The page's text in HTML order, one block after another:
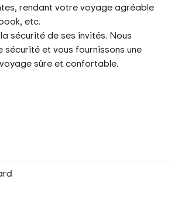
rendant votre voyage agréable
etc.
sécurité de ses invités. Nous
et vous fournissons une
sûre et confortable.